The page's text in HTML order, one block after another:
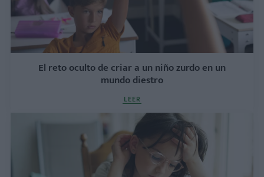
El reto oculto de criar a un niño zurdo en un
mundo diestro
LEER